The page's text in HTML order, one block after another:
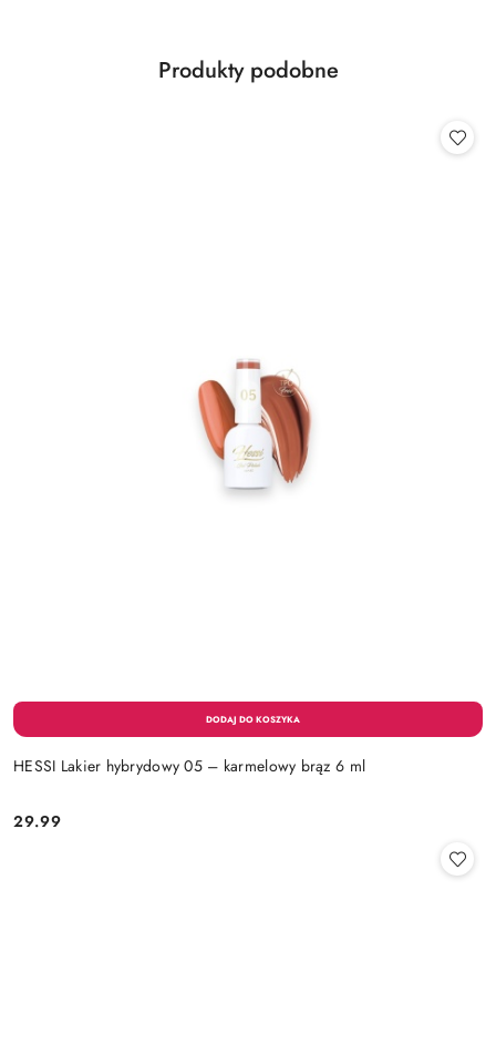
Pomiń karuzelę produktów
Produkty
Produkty podobne
HESSI Lakier hybrydowy 05 – karmelowy brąz 6 ml
Cena:
29.99